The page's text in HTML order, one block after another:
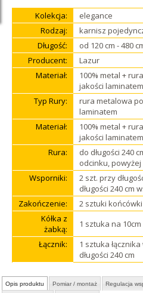
Kolekcja:
elegance
Rodzaj:
karnisz
Długość:
od 120 cm - 480
Producent:
Lazur
Materiał:
100% metal +
jakości laminatem
Typ Rury:
rura metalowa
laminatem
Materiał:
100% metal +
jakości laminatem
Rura:
do długości 240
odcinku, powyżej
Wsporniki:
2 szt. przy
długości 240 cm
Zakończenie:
2 sztuki końcówki
Kółka z
żabką:
1 sztuka na
Łącznik:
1 sztuka
długości 240 cm
Opis produktu Pomiar / montaż Regulacja